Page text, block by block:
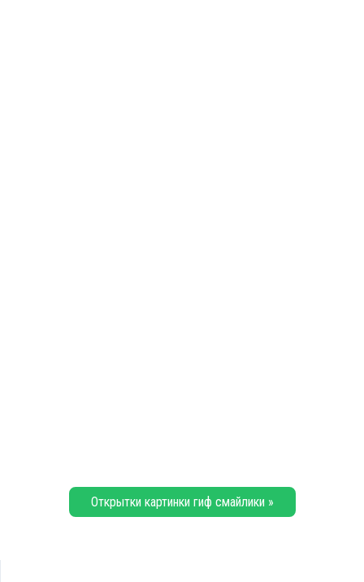
Открытки картинки гиф смайлики »